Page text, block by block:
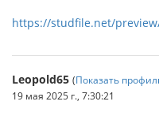
https://studfile.net/
Leopold65 (Показать
19 мая 2025 г., 7:30:21